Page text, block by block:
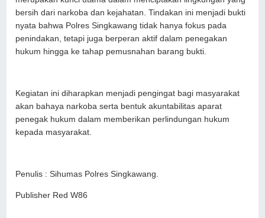
bersih dari narkoba dan kejahatan. Tindakan ini menjadi bukti
nyata bahwa Polres Singkawang tidak hanya fokus pada
penindakan, tetapi juga berperan aktif dalam penegakan
hukum hingga ke tahap pemusnahan barang bukti.
Kegiatan ini diharapkan menjadi pengingat bagi masyarakat
akan bahaya narkoba serta bentuk akuntabilitas aparat
penegak hukum dalam memberikan perlindungan hukum
kepada masyarakat.
Penulis : Sihumas Polres Singkawang.
Publisher Red W86